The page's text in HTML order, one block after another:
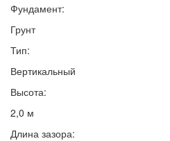
Фундамент:
Грунт
Тип:
Вертикальный
Высота:
2,0 м
Длина зазора: